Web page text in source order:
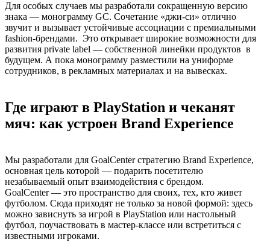
Для особых случаев мы разработали сокращенную версию
знака — монограмму GC. Сочетание «джи-си» отлично
звучит и вызывает устойчивые ассоциации с премиальными
fashion-брендами. Это открывает широкие возможности для
развития private label — собственной линейки продуктов в
будущем. А пока монограмму разместили на униформе
сотрудников, в рекламных материалах и на вывесках.
Где играют в PlayStation и чеканят
мяч: как устроен Brand Experience
Мы разработали для GoalCenter стратегию Brand Experience,
основная цель которой — подарить посетителю
незабываемый опыт взаимодействия с брендом.
GoalCenter — это пространство для своих, тех, кто живет
футболом. Сюда приходят не только за новой формой: здесь
можно зависнуть за игрой в PlayStation или настольный
футбол, поучаствовать в мастер-классе или встретиться с
известными игроками.